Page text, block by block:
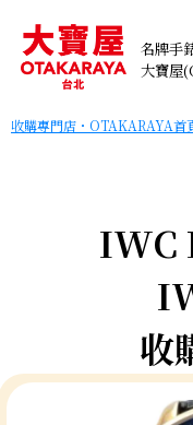
名牌手
大寶屋
收購專門店・OTAKARAYA首
IWC
收